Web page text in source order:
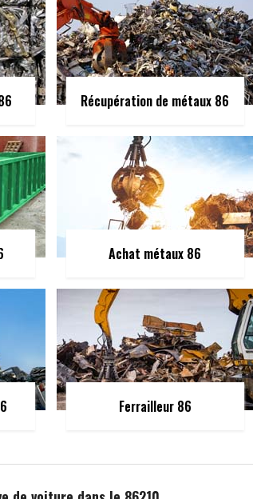
Récupération de métaux 86
Achat métaux 86
Ferrailleur 86